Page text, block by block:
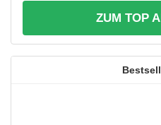
ZUM TOP